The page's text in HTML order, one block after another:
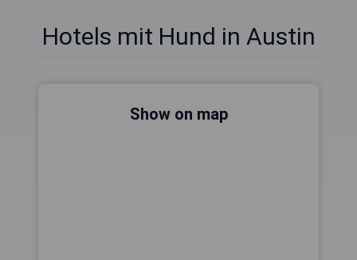
Hotels mit Hund in Austin
Show on map